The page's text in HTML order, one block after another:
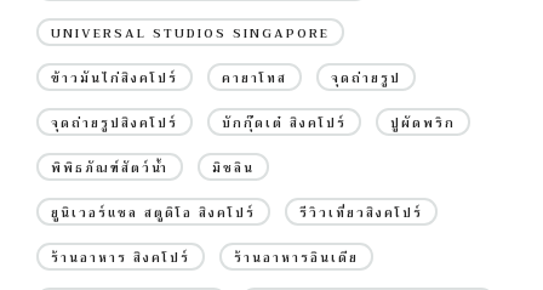
UNIVERSAL STUDIOS SINGAPORE
ข้าวมันไก่สิงคโปร์ คายาโทส จุดถ่ายรูป
จุดถ่ายรูปสิงคโปร์ บักกุ๊ดเต๋ สิงคโปร์ ปูผัดพริก
พิพิธภัณฑ์สัตว์น้ำ มิชลิน
ยูนิเวอร์แซล สตูดิโอ สิงคโปร์ รีวิวเที่ยวสิงคโปร์
ร้านอาหาร สิงคโปร์ ร้านอาหารอินเดีย